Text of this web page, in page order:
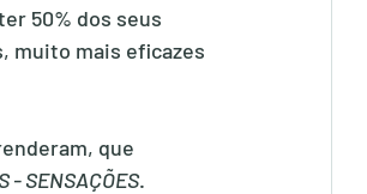
50% dos seus
muito mais eficazes
que
- SENSAÇÕES.